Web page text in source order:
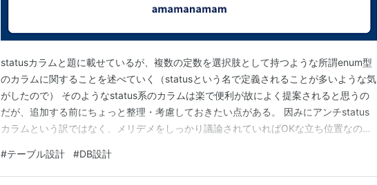
statusカラムと題に載せているが、複数の定数を選択肢として持つような所謂enum型
のカラムに関することを述べていく（statusという名で定義されることが多いような気
がしたので） そのようなstatus系のカラムは楽で便利が故によく提案されると思うの
だが、追加する前にちょっと整理・考慮しておきたい点がある。 因みにアンチstatus
カラムという訳ではなく、メリデメをしっかり議論されていればOKな立ち位置なので
てどのようなSQLを書く予定があげてみよう。 意外にもそのカラム追加によってSQL
パフォーマンス…
#テーブル設計 #DB設計